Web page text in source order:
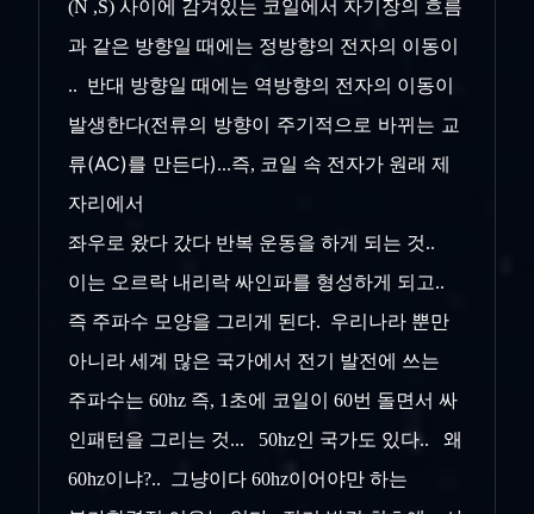
(N ,S) 사이에 감겨있는 코일에서 자기장의 흐름
과 같은 방향일 때에는 정방향의 전자의 이동이
.. 반대 방향일 때에는 역방향의 전자의 이동이
발생한다(전류의 방향이 주기적으로 바뀌는 교
류(AC)를 만든다)...즉, 코일 속 전자가 원래 제
자리에서
좌우로 왔다 갔다 반복 운동을 하게 되는 것..
이는 오르락 내리락 싸인파를 형성하게 되고..
즉 주파수 모양을 그리게 된다. 우리나라 뿐만
아니라 세계 많은 국가에서 전기 발전에 쓰는
주파수는 60hz 즉, 1초에 코일이 60번 돌면서 싸
인패턴을 그리는 것... 50hz인 국가도 있다.. 왜
60hz이냐?.. 그냥이다 60hz이어야만 하는